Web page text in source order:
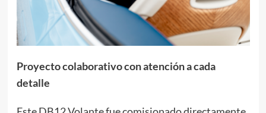
Proyecto colaborativo con atención a cada
detalle